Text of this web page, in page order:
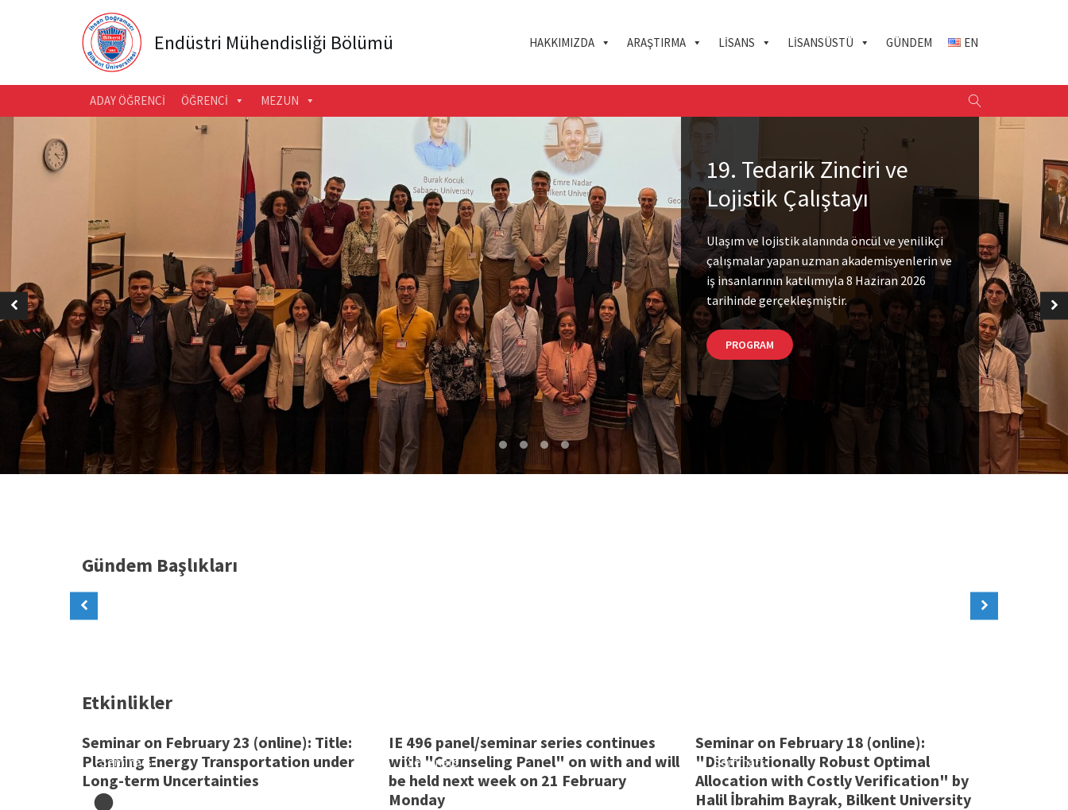
Endüstri Mühendisliği Bölümü HAKKIMIZDA ARAŞTIRMA LISANS LISANSÜSTÜ GÜNDEM EN
ADAY ÖĞRENCI ÖĞRENCI MEZUN
19. Tedarik Zinciri ve
Lojistik Çalıştayı
Ulaşım ve lojistik alanında öncül ve yenilikçi
çalışmalar yapan uzman akademisyenlerin ve
iş insanlarının katılımıyla 8 Haziran 2026
tarihinde gerçekleşmiştir.
PROGRAM
Gündem Başlıkları
Etkinlikler
Seminars
Seminar on February 23 (online): Title:
Planning Energy Transportation under
Long-term Uncertainties
Seminars
IE 496 panel/seminar series continues
with "Counseling Panel" on with and will
be held next week on 21 February
Monday
Seminars
Seminar on February 18 (online):
"Distributionally Robust Optimal
Allocation with Costly Verification" by
Halil İbrahim Bayrak, Bilkent University